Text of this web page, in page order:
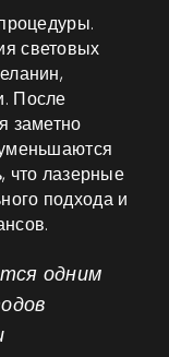
световых
После
заметно
что лазерные
подхода и
одним